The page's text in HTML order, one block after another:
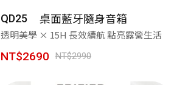
QD25 桌面藍牙隨身音箱
透明美學 × 15H 長效續航 點亮露營生活
NT$2690 NT$2990